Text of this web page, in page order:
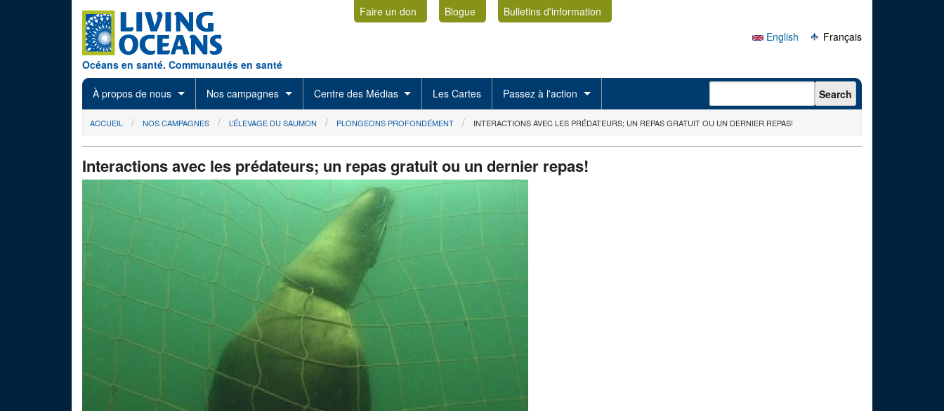
Océans en santé. Communautés en santé
Faire un don Blogue
Bulletins d'information
English
Français
À propos de nous Nos campagnes Centre des Médias Les Cartes Passez à l'action Search form Search
You are here
ACCUEIL NOS CAMPAGNES L’ÉLEVAGE DU SAUMON PLONGEONS PROFONDÉMENT INTERACTIONS AVEC LES PRÉDATEURS; UN REPAS GRATUIT OU UN DERNIER REPAS!
Interactions avec les prédateurs; un repas gratuit ou un dernier repas!